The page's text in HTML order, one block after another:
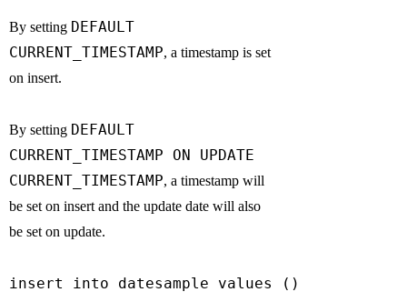
By setting DEFAULT
CURRENT_TIMESTAMP, a timestamp is set
on insert.
By setting DEFAULT
CURRENT_TIMESTAMP ON UPDATE
CURRENT_TIMESTAMP, a timestamp will
be set on insert and the update date will also
be set on update.
insert into datesample values ()